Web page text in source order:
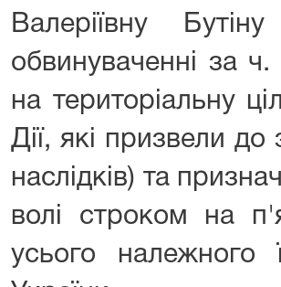
Валеріївну
обвинуваченні за
на територіальну
Дії, які призвели
наслідків) та
волі строком на
усього